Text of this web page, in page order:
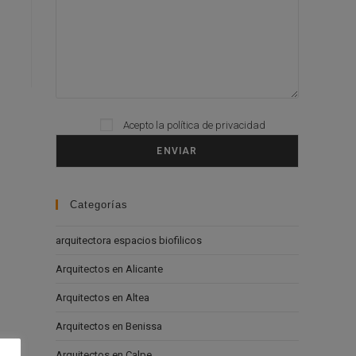
Please leave this field empty.
Acepto la política de privacidad
Categorías
arquitectora espacios biofilicos
Arquitectos en Alicante
Arquitectos en Altea
Arquitectos en Benissa